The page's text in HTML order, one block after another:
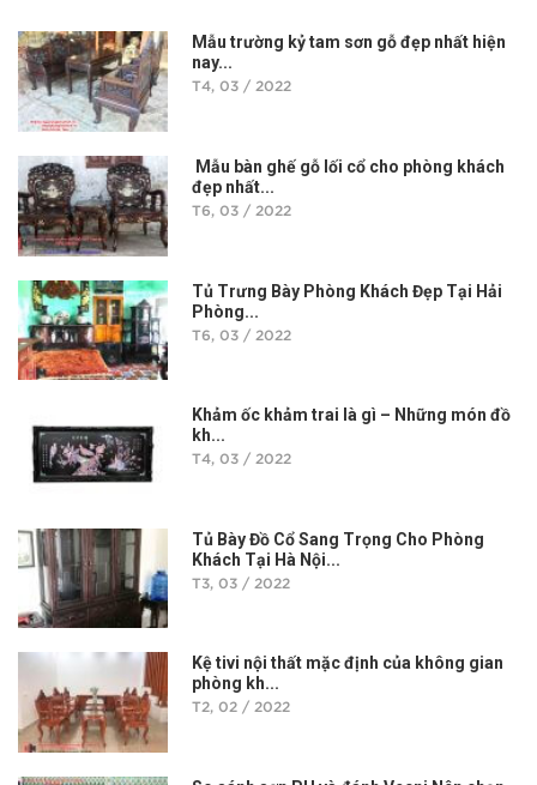
Mẫu trường kỷ tam sơn gỗ đẹp nhất hiện
nay...
T4, 03 / 2022
Mẫu bàn ghế gỗ lối cổ cho phòng khách
đẹp nhất...
T6, 03 / 2022
Tủ Trưng Bày Phòng Khách Đẹp Tại Hải
Phòng...
T6, 03 / 2022
Khảm ốc khảm trai là gì – Những món đồ
kh...
T4, 03 / 2022
Tủ Bày Đồ Cổ Sang Trọng Cho Phòng
Khách Tại Hà Nội...
T3, 03 / 2022
Kệ tivi nội thất mặc định của không gian
phòng kh...
T2, 02 / 2022